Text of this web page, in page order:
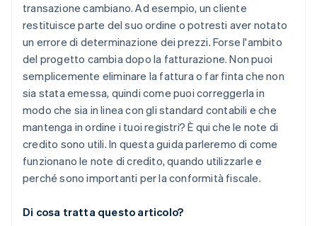
Rettifiche successive alla fattura o sconti
concordati
transazione cambiano. Ad esempio, un cliente
restituisce parte del suo ordine o potresti aver notato
un errore di determinazione dei prezzi. Forse l'ambito
del progetto cambia dopo la fatturazione. Non puoi
semplicemente eliminare la fattura o far finta che non
sia stata emessa, quindi come puoi correggerla in
modo che sia in linea con gli standard contabili e che
mantenga in ordine i tuoi registri? È qui che le note di
credito sono utili. In questa guida parleremo di come
funzionano le note di credito, quando utilizzarle e
perché sono importanti per la conformità fiscale.
Di cosa tratta questo articolo?